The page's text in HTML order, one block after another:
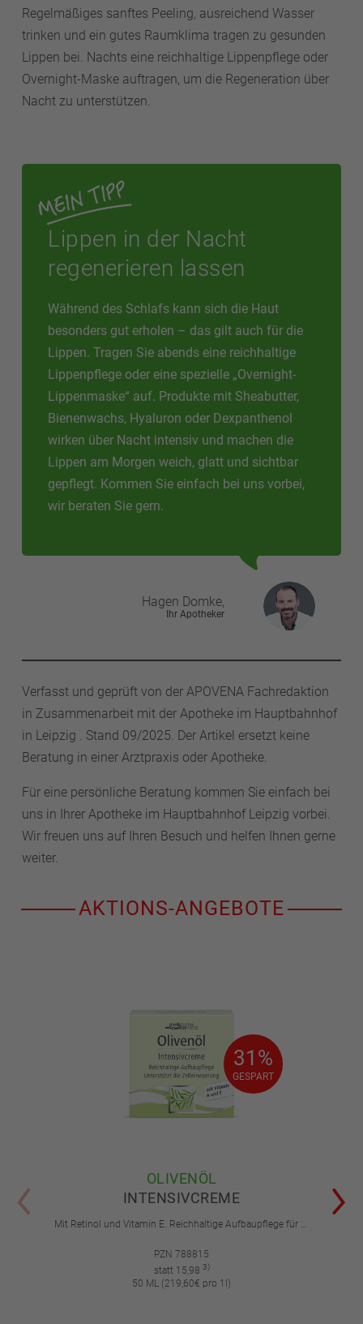
Regelmäßiges sanftes Peeling, ausreichend Wasser
trinken und ein gutes Raumklima tragen zu gesunden
Lippen bei. Nachts eine reichhaltige Lippenpflege oder
Overnight-Maske auftragen, um die Regeneration über
Nacht zu unterstützen.
Lippen in der Nacht
regenerieren lassen
Während des Schlafs kann sich die Haut
besonders gut erholen – das gilt auch für die
Lippen. Tragen Sie abends eine reichhaltige
Lippenpflege oder eine spezielle „Overnight-
Lippenmaske“ auf. Produkte mit Sheabutter,
Bienenwachs, Hyaluron oder Dexpanthenol
wirken über Nacht intensiv und machen die
Lippen am Morgen weich, glatt und sichtbar
gepflegt. Kommen Sie einfach bei uns vorbei,
wir beraten Sie gern.
Hagen Domke,
Ihr Apotheker
Verfasst und geprüft von der APOVENA Fachredaktion
in Zusammenarbeit mit der Apotheke im Hauptbahnhof
in Leipzig . Stand 09/2025. Der Artikel ersetzt keine
Beratung in einer Arztpraxis oder Apotheke.
Für eine persönliche Beratung kommen Sie einfach bei
uns in Ihrer Apotheke im Hauptbahnhof Leipzig vorbei.
Wir freuen uns auf Ihren Besuch und helfen Ihnen gerne
weiter.
AKTIONS-ANGEBOTE
31%
GESPART
31%
GESPART
OLIVENÖL
INTENSIVCREME
Mit Retinol und Vitamin E. Reichhaltige Aufbaupflege für trockene und sehr trockene Haut.
PZN 788815
statt 15,98 3)
50 ML (219,60€ pro 1l)